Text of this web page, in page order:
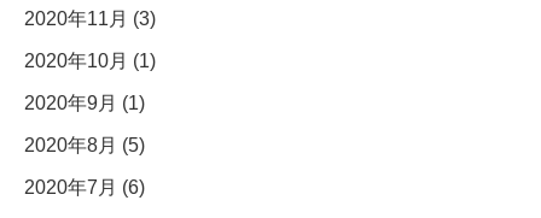
2020年11月 (3)
2020年10月 (1)
2020年9月 (1)
2020年8月 (5)
2020年7月 (6)